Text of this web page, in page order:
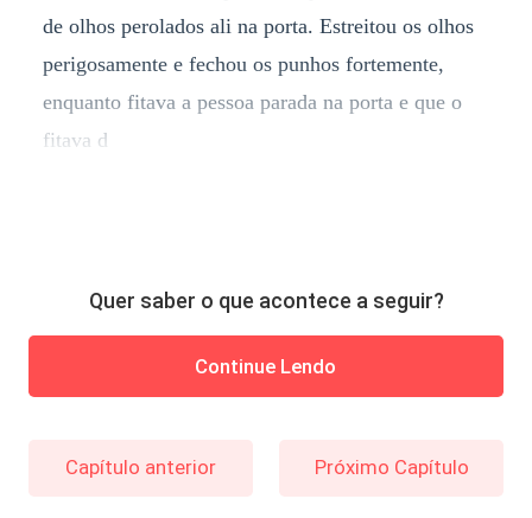
de olhos perolados ali na porta. Estreitou os olhos
perigosamente e fechou os punhos fortemente,
enquanto fitava a pessoa parada na porta e que o
fitava d
Quer saber o que acontece a seguir?
Continue Lendo
Capítulo anterior Próximo Capítulo